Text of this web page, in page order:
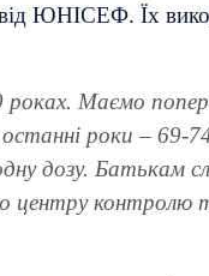
ЮНІСЕФ. Їх
роках. Маємо
останні роки –
дозу. Батькам
центру